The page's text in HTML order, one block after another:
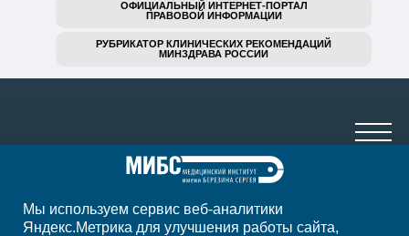
ОФИЦИАЛЬНЫЙ ИНТЕРНЕТ-ПОРТАЛ
ПРАВОВОЙ ИНФОРМАЦИИ
РУБРИКАТОР КЛИНИЧЕСКИХ РЕКОМЕНДАЦИЙ
МИНЗДРАВА РОССИИ
Мы используем сервис веб-аналитики
Яндекс.Метрика для улучшения работы сайта,